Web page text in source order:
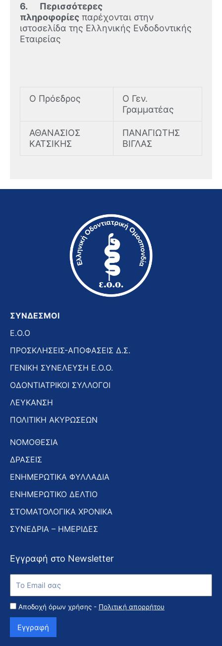
6. Περισσότερες
πληροφορίες παρέχονται στην
ιστοσελίδα της Ελληνικής Ενδοδοντικής
Εταιρείας
Ο Πρόεδρος
Ο Γεν.
Γραμματέας
ΑΘΑΝΑΣΙΟΣ
ΚΑΤΣΙΚΗΣ
ΠΑΝΑΓΙΩΤΗΣ
ΒΙΓΛΑΣ
ΣΥΝΔΕΣΜΟΙ
E.O.O
ΠΡΟΣΚΛΗΣΕΙΣ-ΑΠΟΦΑΣΕΙΣ Δ.Σ.
ΓΕΝΙΚΗ ΣΥΝΕΛΕΥΣΗ Ε.Ο.Ο.
ΟΔΟΝΤΙΑΤΡΙΚΟΙ ΣΥΛΛΟΓΟΙ
ΛΕΥΚΑΝΣΗ
ΠΟΛΙΤΙΚΗ ΑΚΥΡΩΣΕΩΝ
ΝΟΜΟΘΕΣΙΑ
ΔΡΑΣΕΙΣ
ΕΝΗΜΕΡΩΤΙΚΑ ΦΥΛΛΑΔΙΑ
ΕΝΗΜΕΡΩΤΙΚΟ ΔΕΛΤΙΟ
ΣΤΟΜΑΤΟΛΟΓΙΚΑ ΧΡΟΝΙΚΑ
ΣΥΝΕΔΡΙΑ – ΗΜΕΡΙΔΕΣ
Εγγραφή στο Newsletter
στο
Newsletter
Αποδοχή όρων χρήσης - Πολιτική απορρήτου
Εγγραφή